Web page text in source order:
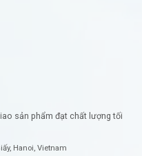
sản phẩm đạt chất lượng tối
Hanoi, Vietnam